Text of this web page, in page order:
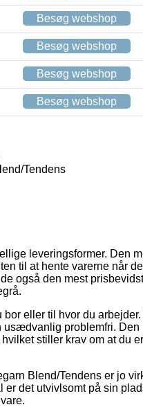
Besøg webshop
Besøg webshop
Besøg webshop
Besøg webshop
Tendens
leveringsformer. Den
til at hente varerne når
også den mest
eller til hvor du
problemfri. Den
stiller krav om at du
Blend/Tendens er jo
er det utvivlsomt på sin